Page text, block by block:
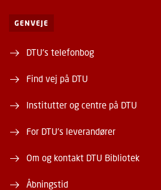
GENVEJE
DTU's telefonbog
Find vej på DTU
Institutter og centre på DTU
For DTU's leverandører
Om og kontakt DTU Bibliotek
Åbningstid